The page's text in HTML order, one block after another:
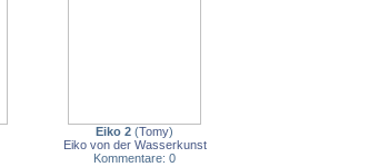
Eiko 2 (Tomy)
Eiko von der Wasserkunst
Kommentare: 0